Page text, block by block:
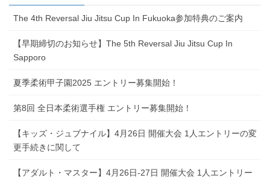
The 4th Reversal Jiu Jitsu Cup In Fukuoka参加特典のご案内
【早期締切のお知らせ】The 5th Reversal Jiu Jitsu Cup In
Sapporo
夏季柔術甲子園2025 エントリー募集開始！
第8回 全日本柔術選手権 エントリー募集開始！
【キッズ・ジュブナイル】4月26日 開催大会 1人エントリーの変
更手続きに関して
【アダルト・マスター】4月26日-27日 開催大会 1人エントリー